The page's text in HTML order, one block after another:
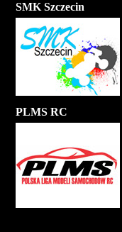
SMK Szczecin
PLMS RC